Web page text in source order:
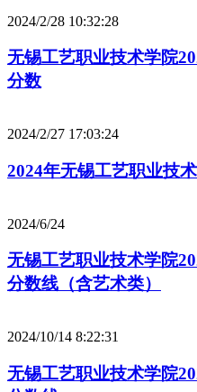
2024/2/28 10:32:28
无锡工艺职业技术学院
分数
2024/2/27 17:03:24
2024年无锡工艺职业技
2024/6/24
无锡工艺职业技术学院
分数线（含艺术类）
2024/10/14 8:22:31
无锡工艺职业技术学院